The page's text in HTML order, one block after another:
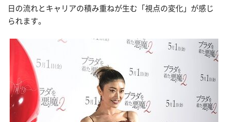
日の流れとキャリアの積み重ねが生む「視点の変化」が感じ
られます。